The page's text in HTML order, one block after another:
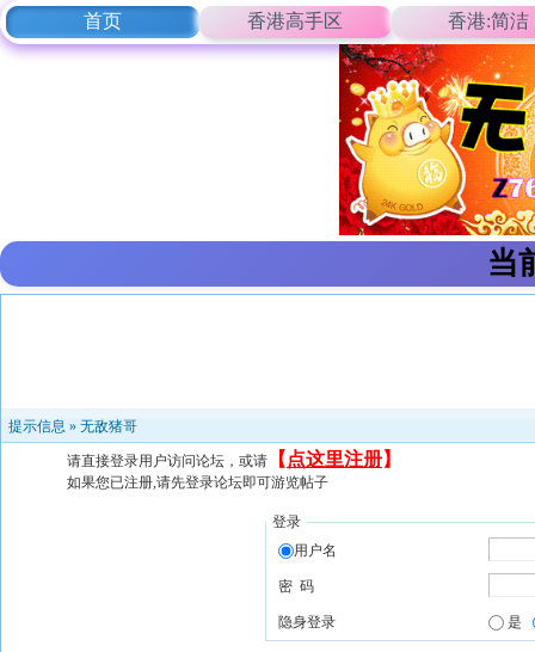
首页 香港高手区 香港:简洁
当
提示信息 » 无敌猪哥
请直接登录用户访问论坛，或请 【 点这里注册】
如果您已注册,请先登录论坛即可游览帖子
登录
用户名
密 码
隐身登录 是